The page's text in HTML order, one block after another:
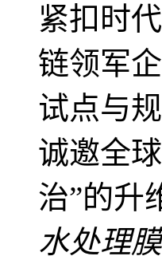
紧扣时
链领军
试点与
诚邀全
治”的升
水处理膜